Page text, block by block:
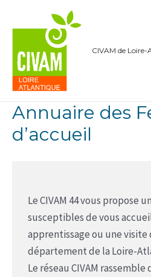
CIVAM de
Annuaire des
d’accueil
Le CIVAM 44 vous propose
susceptibles de vous
apprentissage ou une visite
département de la Loire-
Le réseau CIVAM